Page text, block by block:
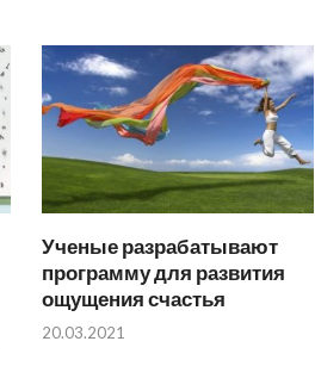
Ученые разрабатывают
программу для развития
ощущения счастья
20.03.2021